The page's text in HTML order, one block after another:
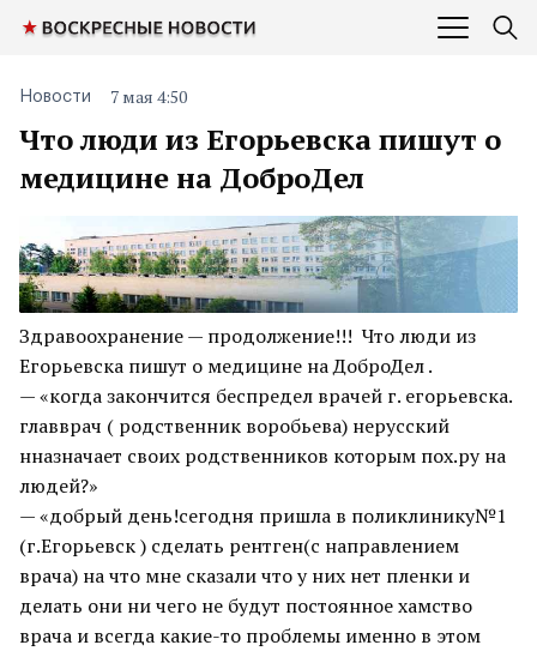
Что люди из Егорьевска пишут о
медицине на ДоброДел
Новости 7 мая 4:50
Здравоохранение — продолжение!!! Что люди из
Егорьевска пишут о медицине на ДоброДел .
— «когда закончится беспредел врачей г. егорьевска.
главврач ( родственник воробьева) нерусский
нназначает своих родственников которым пох.ру на
людей?»
— «добрый день!сегодня пришла в поликлинику№1
(г.Егорьевск ) сделать рентген(с направлением
врача) на что мне сказали что у них нет пленки и
делать они ни чего не будут постоянное хамство
врача и всегда какие-то проблемы именно в этом